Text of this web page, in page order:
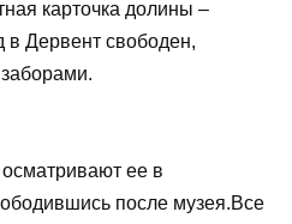
карточка долины –
Дервент свободен,
ее в
после музея.Все